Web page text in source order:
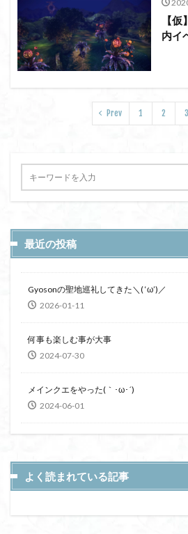
【
内イ
Prev 1 2 3
最近の投稿
Gyosonの聖地巡礼してきた＼( ‘ω’)／
2026-01-11
何事も楽しむ事が大事
2024-07-30
メインクエをやった(｀･ω･´)
2024-06-01
よく読まれている記事